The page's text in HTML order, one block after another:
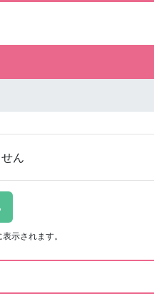
ん
表示されます。